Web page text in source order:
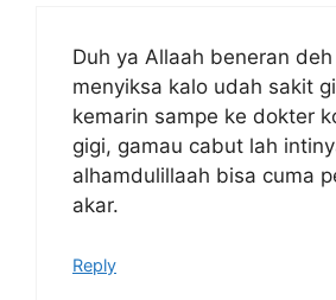
Duh ya Allaah beneran
menyiksa kalo udah sakit
kemarin sampe ke dokter
gigi, gamau cabut lah
alhamdulillaah bisa cuma
akar.
Reply